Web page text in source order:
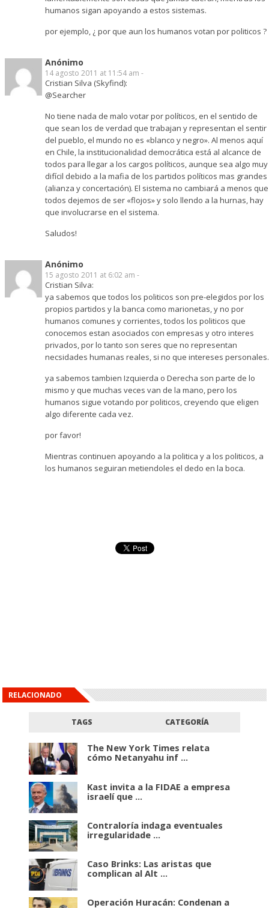
humanos sigan apoyando a estos sistemas.
por ejemplo, ¿ por que aun los humanos votan por politicos ?
Anónimo
14 agosto 2011 at 11:54 am -
Cristian Silva (Skyfind):
@Searcher
No tiene nada de malo votar por políticos, en el sentido de
que sean los de verdad que trabajan y representan el sentir
del pueblo, el mundo no es «blanco y negro». Al menos aquí
en Chile, la institucionalidad democrática está al alcance de
todos para llegar a los cargos políticos, aunque sea algo muy
difícil debido a la mafia de los partidos políticos mas grandes
(alianza y concertación). El sistema no cambiará a menos que
todos dejemos de ser «flojos» y solo llendo a la hurnas, hay
que involucrarse en el sistema.
Saludos!
Anónimo
15 agosto 2011 at 6:02 am -
Cristian Silva:
ya sabemos que todos los politicos son pre-elegidos por los
propios partidos y la banca como marionetas, y no por
humanos comunes y corrientes, todos los politicos que
conocemos estan asociados con empresas y otro interes
privados, por lo tanto son seres que no representan
necsidades humanas reales, si no que intereses personales.
ya sabemos tambien Izquierda o Derecha son parte de lo
mismo y que muchas veces van de la mano, pero los
humanos sigue votando por politicos, creyendo que eligen
algo diferente cada vez.
por favor!
Mientras continuen apoyando a la politica y a los politicos, a
los humanos seguiran metiendoles el dedo en la boca.
RELACIONADO
TAGS CATEGORÍA
The New York Times relata
cómo Netanyahu inf ...
Kast invita a la FIDAE a empresa
israelí que ...
Contraloría indaga eventuales
irregularidade ...
Caso Brinks: Las aristas que
complican al Alt ...
Operación Huracán: Condenan a